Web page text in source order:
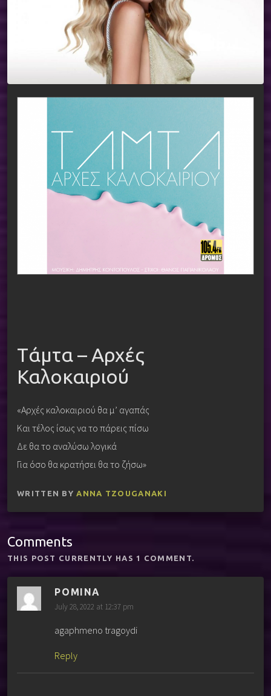
Tάμτα – Αρχές
Καλοκαιριού
«Αρχές καλοκαιριού θα μ’ αγαπάς
Και τέλος ίσως να το πάρεις πίσω
Δε θα το αναλύσω λογικά
Για όσο θα κρατήσει θα το ζήσω»
WRITTEN BYANNA TZOUGANAKI
Comments
THIS POST CURRENTLY HAS 1 COMMENT.
ΡΟΜΙΝΑ
July 28, 2022 at 12:37 pm
agaphmeno tragoydi
Reply